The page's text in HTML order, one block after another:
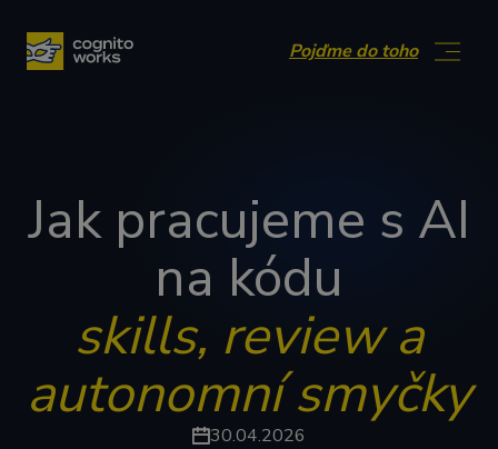
Pojďme do toho
Jak pracujeme s AI
na kódu
skills, review a
autonomní smyčky
30.04.2026